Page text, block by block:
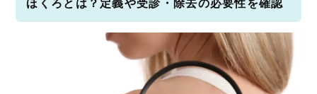
ほくろとは？定義や受診・除去の必要性を確認